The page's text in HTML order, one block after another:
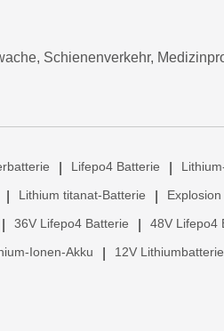
Schienenverkehr,
Lifepo4 Batterie
Lithium titanat-Batterie
36V Lifepo4 Batterie 48V Lifepo4
Ionen-Akku 12V Lithiumbatterie